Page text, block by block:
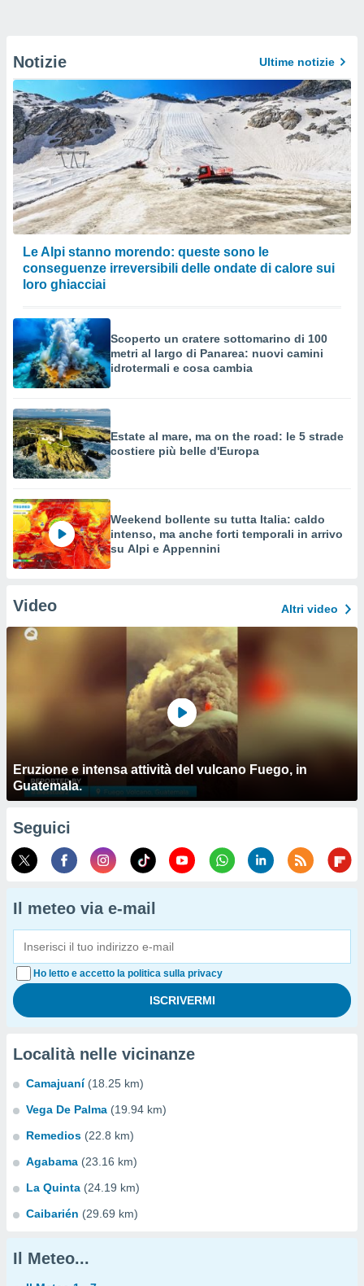
Notizie Ultime notizie
Le Alpi stanno morendo: queste sono le
conseguenze irreversibili delle ondate di calore sui
loro ghiacciai
Scoperto un cratere sottomarino di 100
metri al largo di Panarea: nuovi camini
idrotermali e cosa cambia
Estate al mare, ma on the road: le 5 strade
costiere più belle d'Europa
Weekend bollente su tutta Italia: caldo
intenso, ma anche forti temporali in arrivo
su Alpi e Appennini
Video Altri video
Eruzione e intensa attività del vulcano Fuego, in
Guatemala.
Seguici
Il meteo via e-mail
Ho letto e accetto la politica sulla privacy
Località nelle vicinanze
Camajuaní (18.25 km)
Vega De Palma (19.94 km)
Remedios (22.8 km)
Agabama (23.16 km)
La Quinta (24.19 km)
Caibarién (29.69 km)
Il Meteo...